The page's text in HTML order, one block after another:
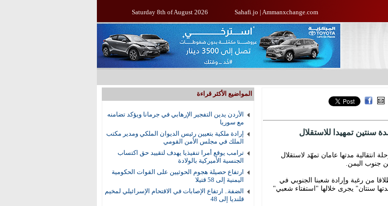
Saturday 8th of August 2026 Sahafi.jo | Ammanxchange.com
المواضيع الأكثر قراءة
الأردن يدين التفجير الإرهابي في جرمانا ويؤكد تضامنه
مع سوريا
إرادة ملكية بتعيين رئيس الديوان الملكي ومدير مكتب
الملك في مجلس الأمن القومي
ترامب يوقع أمرا تنفيذيا يهدف لتقييد حق اكتساب
الجنسية الأميركية بالولادة
ارتفاع حصيلة هجوم الحوثيين على القوات الحكومية
اليمنية إلى 58 قتيلا
الضفة.. ارتفاع الإصابات في الاقتحام الإسرائيلي لمخيم
قلنديا إلى 48
سنتين تمهيدا للاستقلال
انتقالية مدتها عامان تمهّد لاستقلال
جنوب اليمن.
من رغبة وإرادة شعبنا الجنوبي في
سنتان" يجرى خلالها "استفتاء شعبي"